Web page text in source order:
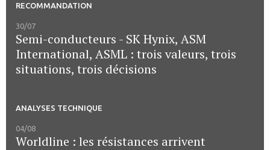
RECOMMANDATION
30/07
Semi-conducteurs - SK Hynix, ASM
International, ASML : trois valeurs, trois
situations, trois décisions
ANALYSES TECHNIQUE
04/08
Worldline : les résistances arrivent